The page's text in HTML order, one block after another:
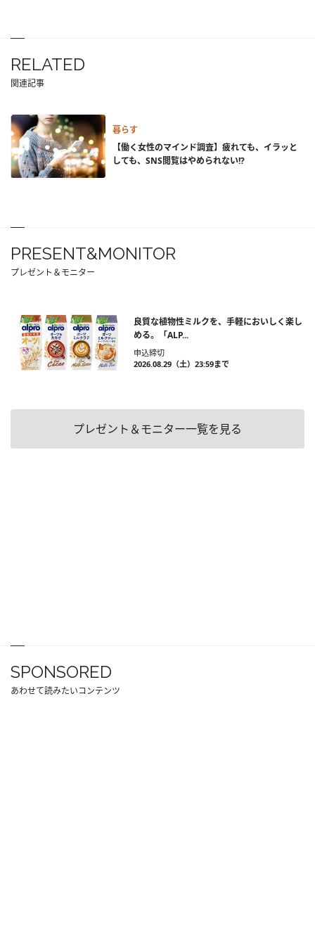
RELATED
関連記事
暮らす
【働く女性のマインド調査】疲れても、イラッと
しても、SNS閲覧はやめられない!?
PRESENT&MONITOR
プレゼント＆モニター
良質な植物性ミルクを、手軽においしく楽し
める。「ALP...
申込締切
2026.08.29（土）23:59まで
プレゼント＆モニター一覧を見る
SPONSORED
あわせて読みたいコンテンツ